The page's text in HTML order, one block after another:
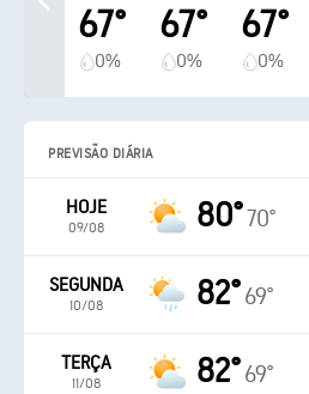
67°
0%
67°
0%
67°
0%
PREVISÃO DIÁRIA
HOJE
09/08 80°70°
SEGUNDA
10/08 82° 69°
TERÇA
11/08 82° 69°